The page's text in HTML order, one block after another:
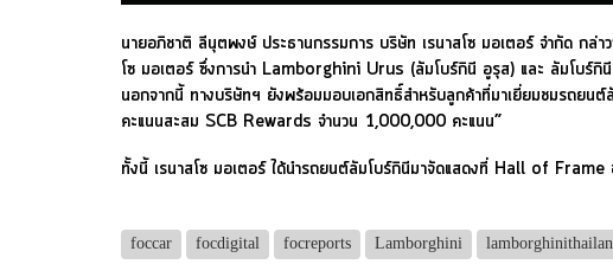
นายอภิชาติ ลีนุตพงษ์ ประธานกรรมการ บริษัท เรนาสโซ มอเตอร์ จำกัด กล่า
โซ มอเตอร์ ซึ่งการนำ Lamborghini Urus (ลัมโบร์กินี อูรุส) และ ลัมโบร์กินี
นอกจากนี้ ทางบริษัทฯ ยังพร้อมมอบเอกสิทธิ์สำหรับลูกค้าที่มาเยี่ยมชมรถย
คะแนนสะสม SCB Rewards จำนวน 1,000,000 คะแนน”
ทั้งนี้ เรนาสโซ มอเตอร์ ได้นำรถยนต์ลัมโบร์กินีมาจัดแสดงที่ Hall of
foccar focdigital focreports Lamborghini